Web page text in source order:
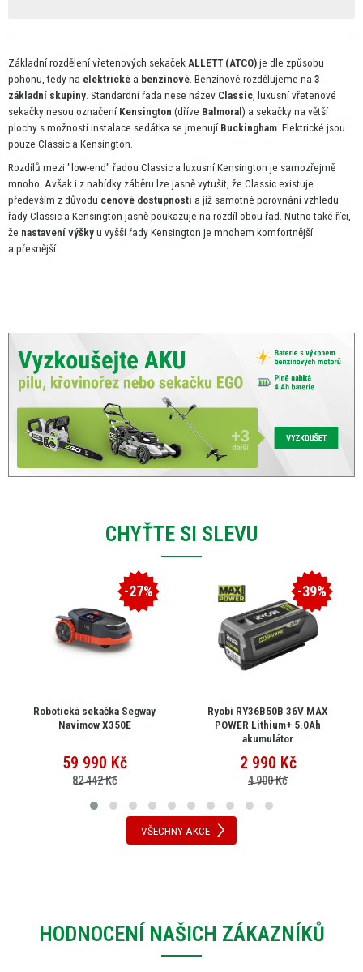
Základní rozdělení vřetenových sekačekALLETT (ATCO)je dle způsobu
pohonu, tedyna elektrické a benzínové. Benzínové rozdělujeme na 3
základní skupiny. Standardní řada nese název Classic, luxusní vřetenové
sekačky nesou označeníKensington (dříve Balmoral) a sekačkyna větší
plochy smožností instalace sedátka se jmenujíBuckingham. Elektrické jsou
pouze Classic a Kensington.
Rozdílů mezi "low-end" řadou Classic a luxusní Kensington je samozřejmě
mnoho. Avšaki z nabídky záběru lze jasně vytušit, že Classic existuje
především zdůvodu cenové dostupnosti a již samotné porovnání vzhledu
řady Classic a Kensington jasně poukazuje na rozdíl obou řad. Nutno také říci,
že nastavení výškyu vyšší řady Kensington je mnohem komfortnější
a přesnější.
CHYŤTE SI SLEVU
-27%
Robotická sekačka Segway
Navimow X350E
59 990 Kč
82 442 Kč
-39%
Ryobi RY36B50B 36V MAX
POWER Lithium+ 5.0Ah
akumulátor
2 990 Kč
4 900 Kč
VŠECHNY AKCE
HODNOCENÍ NAŠICH ZÁKAZNÍKŮ